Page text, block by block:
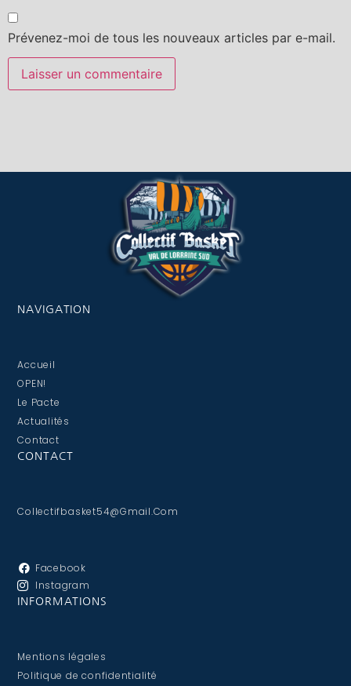
Prévenez-moi de tous les nouveaux articles par e-mail.
NAVIGATION
Accueil
OPEN!
Le Pacte
Actualités
Contact
CONTACT
Collectifbasket54@gmail.com
Facebook
Instagram
INFORMATIONS
Mentions légales
Politique de confidentialité